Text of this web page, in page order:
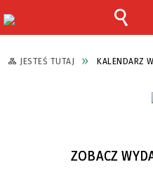
JESTEŚ TUTAJ KALENDARZ
ZOBACZ